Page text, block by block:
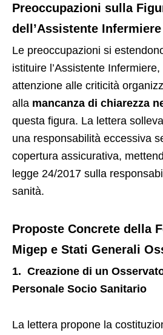
Preoccupazioni sulla
dell’Assistente Infermiere
Le preoccupazioni si
istituire l’Assistente
attenzione alle criticità
alla mancanza di chiarezza
questa figura. La lettera
una responsabilità eccessiva
copertura assicurativa,
legge 24/2017 sulla
sanità.
Proposte Concrete della
Migep e Stati Generali
1. Creazione di un
Personale Socio Sanitario
La lettera propone la